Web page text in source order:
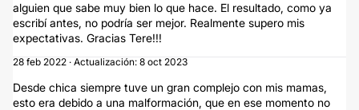
alguien que sabe muy bien lo que hace. El resultado, como ya
escribí antes, no podría ser mejor. Realmente supero mis
expectativas. Gracias Tere!!!
28 feb 2022 · Actualización: 8 oct 2023
Desde chica siempre tuve un gran complejo con mis mamas,
esto era debido a una malformación, que en ese momento no